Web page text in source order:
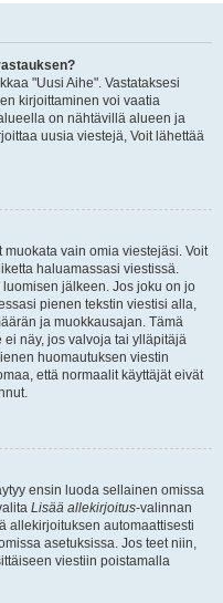
"Uusi Aihe". Vastataksesi
kirjoittaminen voi vaatia
on nähtävillä alueen ja
uusia viestejä, Voit lähettää
vain omia viestejäsi. Voit
haluamassasi viestissä.
jälkeen. Jos joku on jo
pienen tekstin viestisi alla,
ja muokkausajan. Tämä
näy, jos valvoja tai ylläpitäjä
huomautuksen viestin
että normaalit käyttäjät eivät
ensin luoda sellainen omissa
Lisää allekirjoitus-valinnan
allekirjoituksen automaattisesti
asetuksissa. Jos teet niin,
viestiin poistamalla